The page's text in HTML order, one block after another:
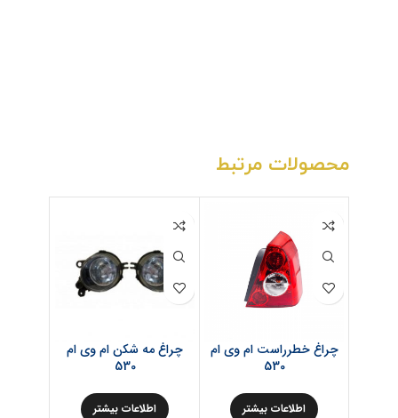
محصولات مرتبط
چراغ خطرراست ام وی ام
530
اطلاعات بیشتر
چراغ مه شکن ام وی ام
530
اطلاعات بیشتر